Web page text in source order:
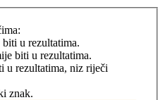
u rezultatima.
biti u rezultatima.
u rezultatima, niz riječi
znak.